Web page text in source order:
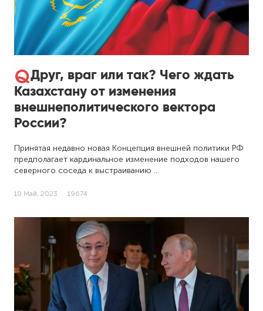
Друг, враг или так? Чего ждать
Казахстану от изменения
внешнеполитического вектора
России?
Принятая недавно новая Концепция внешней политики РФ
предполагает кардинальное изменение подходов нашего
северного соседа к выстраиванию …
10 Май, 2023 19674